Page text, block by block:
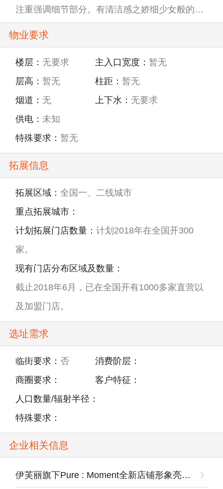
注重强调细节部分。有清洁感之娇细少女般的腼
腆，有时也回入一点性感。 都会情调：伊芙丽女
装品牌以自然界色米灰色系为主，加以土黄色、
浓淡去做变化是这组的自然象征。愉快的优雅：
在FASHION里想要以活泼快乐气氛来呈现，在
60年代POP风，70年代的幻觉，80年代的伪造品
风，各个时代之不同变化为这主题之特征，但是
配呈现出愉快印象的款式设计。
物业要求
楼层： 无要求 主入口宽度： 暂无
层高： 暂无 柱距： 暂无
烟道： 无 上下水： 无要求
供电： 未知
特殊要求： 暂无
拓展信息
拓展区域： 全国一、二线城市
重点拓展城市：
计划拓展门店数量： 计划2018年在全国开300
家。
现有门店分布区域及数量：
截止2018年6月，已在全国开有1000多家直营以
及加盟门店。
选址需求
临街要求： 否
消费阶层：
商圈要求：
客户特征：
人口数量/辐射半径：
特殊要求：
企业相关信息
伊芙丽旗下Pure : Moment全新店铺形象亮相武商广场